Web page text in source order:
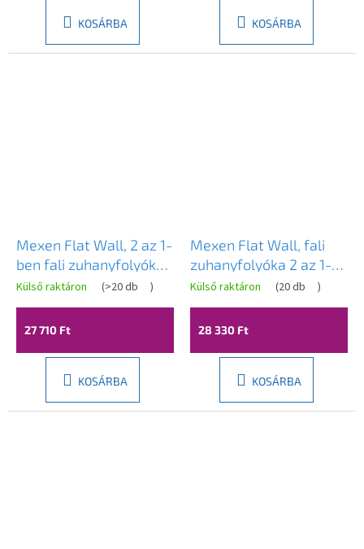
KOSÁRBA KOSÁRBA
Mexen Flat Wall, 2 az 1-
ben fali zuhanyfolyóka,
50 cm, rozéarany,
1630050
Külső raktáron (>20 db )
27 710 Ft
KOSÁRBA
Mexen Flat Wall, fali
zuhanyfolyóka 2 az 1-
ben, 50 cm, matt réz,
1C30050
Külső raktáron (20 db )
28 330 Ft
KOSÁRBA